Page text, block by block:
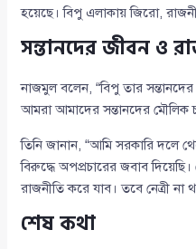
হয়েছে। বিপু এলাকায় জিরো,
সন্তানদের জীবন ও
নাজমুল বলেন, “বিপু তার
আমরা আমাদের সন্তানদের মৌলিক
তিনি জানান, “আমি সরকারি দলে
বিরুদ্ধে অপপ্রচারের জবাব
রাজনীতি করে যাব। তবে নেত্রী না
শেষ কথা